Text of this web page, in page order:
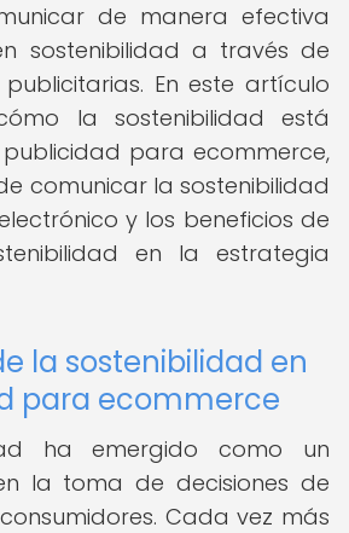
de manera efectiva
sostenibilidad a través de
En este artículo
la sostenibilidad está
para ecommerce,
comunicar la sostenibilidad
y los beneficios de
en la estrategia
la sostenibilidad en
para ecommerce
ha emergido como un
la toma de decisiones de
Cada vez más